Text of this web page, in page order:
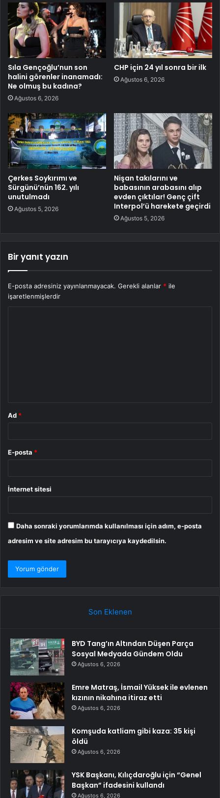
Sıla Gençoğlu’nun son
halini görenler inanamadı:
Ne olmuş bu kadına?
Ağustos 6, 2026
CHP için 24 yıl sonra bir ilk
Ağustos 6, 2026
Çerkes Soykırımı ve
Sürgünü’nün 162. yılı
unutulmadı
Ağustos 5, 2026
Nişan takılarını ve
babasının arabasını alıp
evden çıktılar! Genç çift
Interpol’ü harekete geçirdi
Ağustos 5, 2026
Bir yanıt yazın
E-posta adresiniz yayınlanmayacak. Gerekli alanlar * ile
işaretlenmişlerdir
Ad *
E-posta *
İnternet sitesi
Daha sonraki yorumlarımda kullanılması için adım, e-posta
adresim ve site adresim bu tarayıcıya kaydedilsin.
Son Eklenen
BYD Tang’ın Altından Düşen Parça
Sosyal Medyada Gündem Oldu
Ağustos 6, 2026
Emre Matraş, İsmail Yüksek ile evlenen
kızının nikahına itiraz etti
Ağustos 6, 2026
Komşuda katliam gibi kaza: 35 kişi
öldü
Ağustos 6, 2026
YSK Başkanı, Kılıçdaroğlu için “Genel
Başkan” ifadesini kullandı
Ağustos 6, 2026